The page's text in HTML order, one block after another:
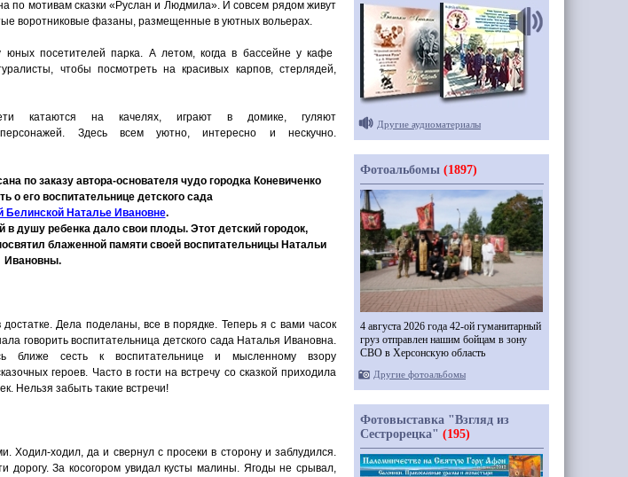
по мотивам сказки « Руслан и Людмила». И совсем рядом живут
воротниковые фазаны, размещенные в уютных вольерах.
юных посетителей парка. А летом, когда в бассейне у кафе
чтобы посмотреть на красивых карпов, стерлядей,
катаются на качелях, играют в домике, гуляют
Здесь всем уютно, интересно и нескучно.
по заказу автора-основателя чудо городка Коневиченко
о его воспитательнице детского сада
Белинской Наталье Ивановне.
душу ребенка дало свои плоды. Этот детский городок,
блаженной памяти своей воспитательницы Натальи
Ивановны.
Дела поделаны, все в порядке. Теперь я с вами часок
говорить воспитательница детского сада Наталья Ивановна.
ближе сесть к воспитательнице и мысленному взору
героев. Часто в гости на встречу со сказкой приходила
Нельзя забыть такие встречи!
Ходил-ходил, да и свернул с просеки в сторону и заблудился.
дорогу. За косогором увидал кусты малины. Ягоды не срывал,
Другие аудиоматериалы
Фотоальбомы (1897)
4 августа 2026 года 42-ой гуманитарный
груз отправлен нашим бойцам в зону
СВО в Херсонскую область
Другие фотоальбомы
Фотовыставка "Взгляд из
Сестрорецка" (195)